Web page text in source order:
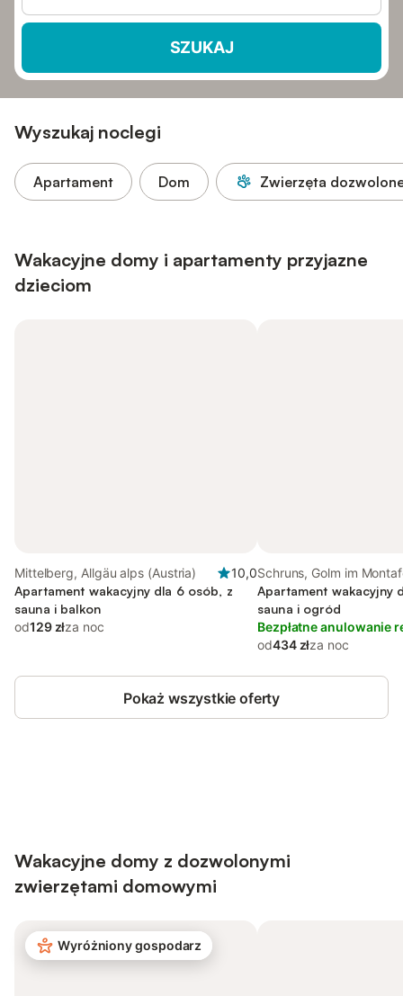
SZUKAJ
Wyszukaj noclegi
Apartament Dom Zwierzęta
Wakacyjne domy i apartamenty przyjazne
dzieciom
Mittelberg, Allgäu alps (Austria)
10,0
Apartament wakacyjny dla 6 osób, z
sauna i balkon
od129 złza noc
Schruns, Golm im
Apartament wakacyjny
sauna i ogród
Bezpłatne anulowanie
od434 złza noc
Pokaż wszystkie oferty
Wakacyjne domy z dozwolonymi
zwierzętami domowymi
Wyróżniony gospodarz